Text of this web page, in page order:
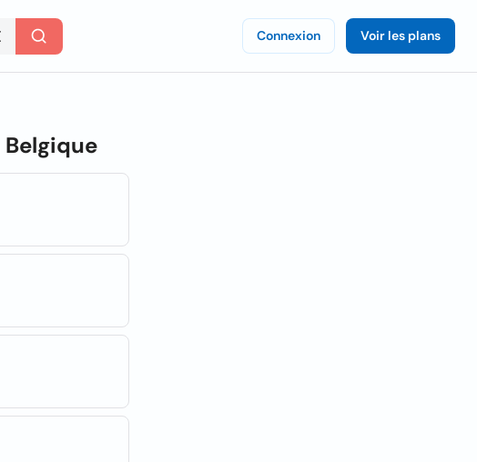
Connexion Voir les plans
Belgique